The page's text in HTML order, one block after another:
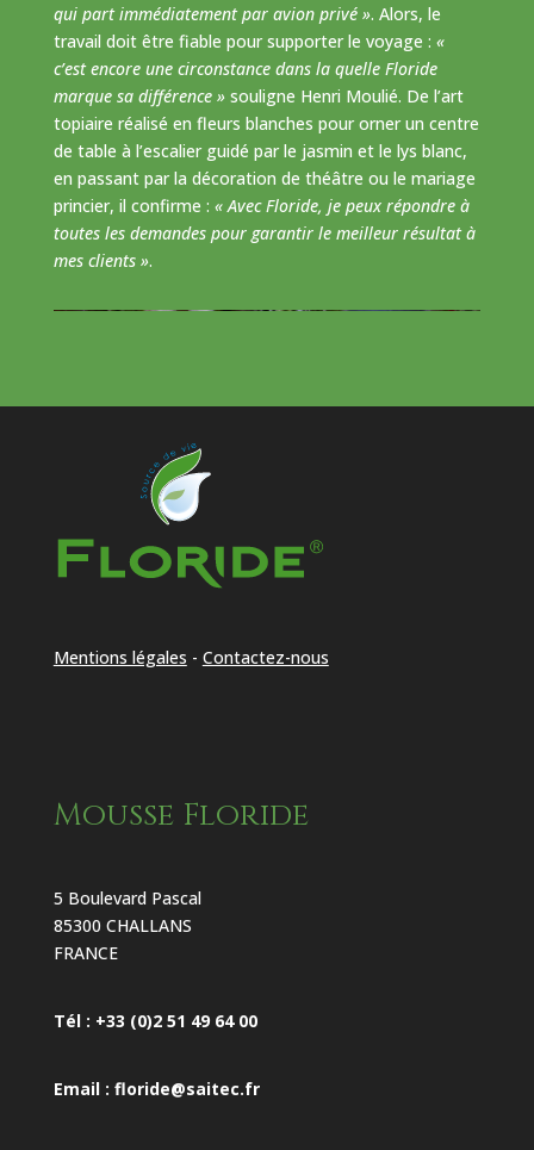
qui part immédiatement par avion privé ». Alors, le
travail doit être fiable pour supporter le voyage : «
c’est encore une circonstance dans la quelle Floride
marque sa différence »souligne Henri Moulié. De l’art
topiaire réalisé en fleurs blanches pour orner un centre
de table à l’escalier guidé par le jasmin et le lys blanc,
en passant par la décoration de théâtre ou le mariage
princier, il confirme : « Avec Floride, je peux répondre à
toutes les demandes pour garantir le meilleur résultat à
mes clients ».
Mentions légales - Contactez-nous
Mousse Floride
5 Boulevard Pascal
85300 CHALLANS
FRANCE
Tél : +33 (0)2 51 49 64 00
Email : floride@saitec.fr